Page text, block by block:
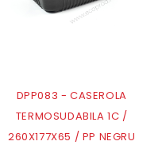
DPP083 - CASEROLA
TERMOSUDABILA 1C /
260X177X65 / PP NEGRU